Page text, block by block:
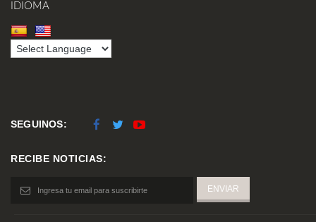
IDIOMA
SEGUINOS:
RECIBE NOTICIAS: